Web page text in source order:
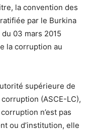
la convention des
par le Burkina
03 mars 2015
la corruption au
supérieure de
(ASCE-LC),
n’est pas
ou d’institution, elle